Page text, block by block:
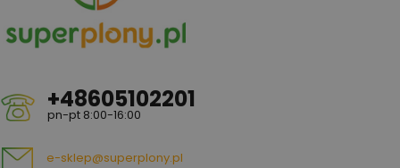
+48605102201
pn-pt 8:00-16:00
e-sklep@superplony.pl